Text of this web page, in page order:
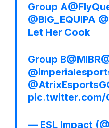
Group A
@BIG_EQUIPA
Let Her Cook
Group B@MIBR
pic.twitter.com/
— ESL Impact